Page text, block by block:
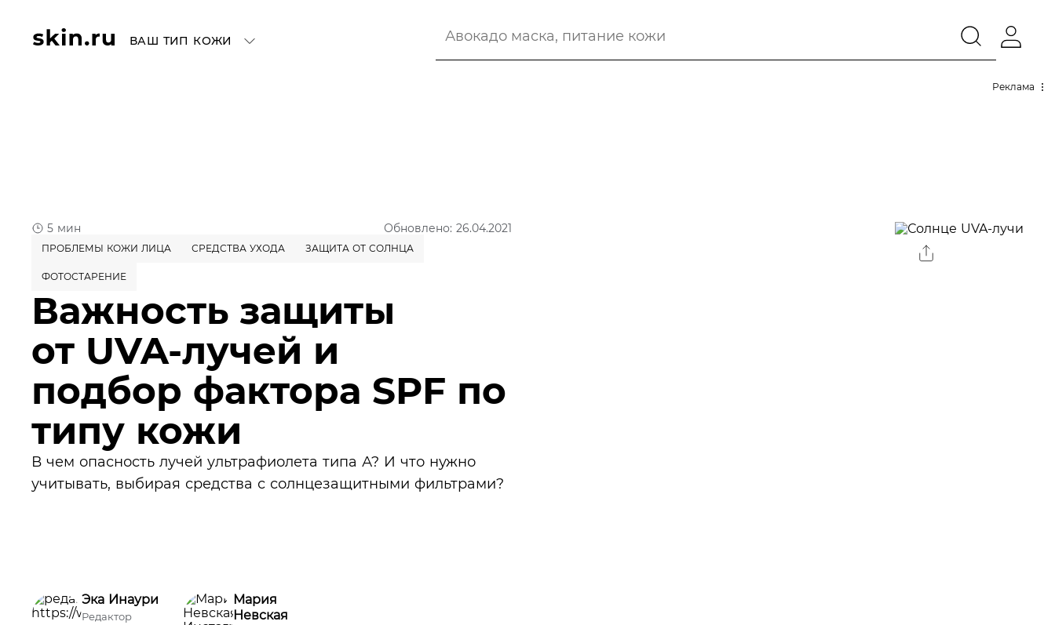
ВАШ ТИП КОЖИ
Реклама
5 мин Обновлено: 26.04.2021
ПРОБЛЕМЫ КОЖИ ЛИЦА СРЕДСТВА УХОДА ЗАЩИТА ОТ СОЛНЦА
ФОТОСТАРЕНИЕ
Важность защиты
от UVA-лучей и
подбор фактора SPF по
типу кожи
В чем опасность лучей ультрафиолета типа А? И что нужно
учитывать, выбирая средства с солнцезащитными фильтрами?
Эка Инаури
Редактор
Мария
Невская